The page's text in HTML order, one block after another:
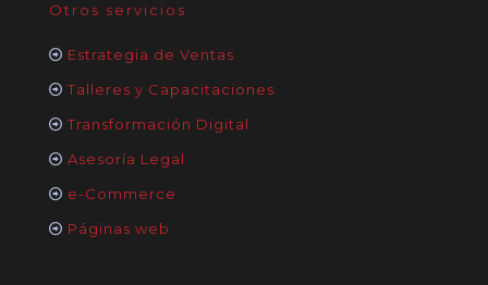
Otros servicios
Estrategia de Ventas
Talleres y Capacitaciones
Transformación Digital
Asesoría Legal
e-Commerce
Páginas web